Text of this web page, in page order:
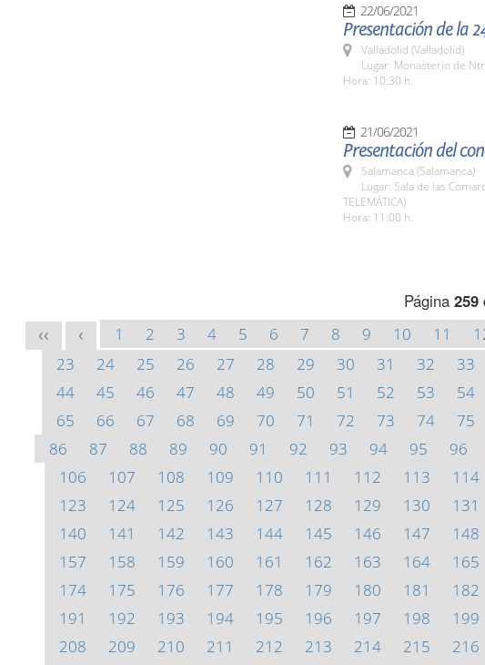
22/06/2021
Presentación de la
Valladolid (Valladolid)
Lugar: Monasterio de
Hora: 10:30 h.
21/06/2021
Presentación del
Salamanca (Salamanca)
Lugar: Sala de las
TELEMÁTICA)
Hora: 11:00 h.
Página 259
<< < 1 2 3 4 5 6 7 8 9 10 11
23
24 25 26 27 28 29 30 31 32 33
44
45 46 47 48 49 50 51 52 53 54
65
66 67 68 69 70 71 72 73 74 75
86
87 88 89 90 91 92 93 94 95 96
106
107 108 109 110 111 112 113 114
123
124 125 126 127 128 129 130 131
140
141 142 143 144 145 146 147 148
157
158 159 160 161 162 163 164 165
174
175 176 177 178 179 180 181 182
191
192 193 194 195 196 197 198 199
208
209 210 211 212 213 214 215 216